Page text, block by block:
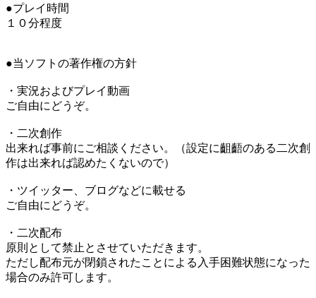
●プレイ時間
１０分程度
●当ソフトの著作権の方針
・実況およびプレイ動画
ご自由にどうぞ。
・二次創作
出来れば事前にご相談ください。（設定に齟齬のある二次創
作は出来れば認めたくないので）
・ツイッター、ブログなどに載せる
ご自由にどうぞ。
・二次配布
原則として禁止とさせていただきます。
ただし配布元が閉鎖されたことによる入手困難状態になった
場合のみ許可します。